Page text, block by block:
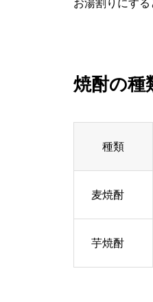
お湯割りにす
焼酎の種
種類
麦焼酎
芋焼酎